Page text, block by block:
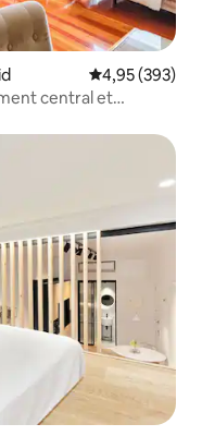
Évaluation
4,95 (393)
central et